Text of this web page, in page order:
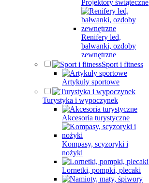
Projektory świąteczne
Renifery led,
bałwanki, ozdoby
zewnętrzne
Sport i fitness
Artykuły sportowe
Turystyka i wypoczynek
Akcesoria turystyczne
Kompasy, scyzoryki i
nożyki
Lornetki, pompki, plecaki